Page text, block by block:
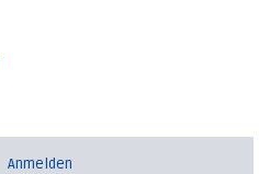
Anmelden